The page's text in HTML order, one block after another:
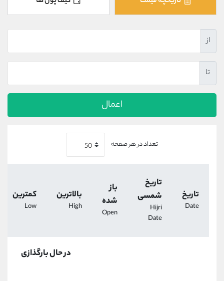
از
تا
اعمال
تعداد در هر صفحه
تاریخ
Date
تاریخ
شمسی
Hijri
Date
باز
شده
Open
بالاترین
High
کمترین
Low
در حال بارگذازی
@alirezamehrabi_official